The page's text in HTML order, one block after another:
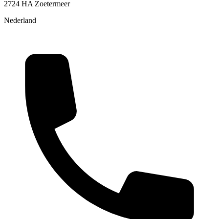
2724 HA Zoetermeer
Nederland